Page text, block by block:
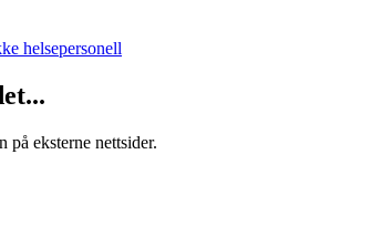
helsepersonell
eksterne nettsider.